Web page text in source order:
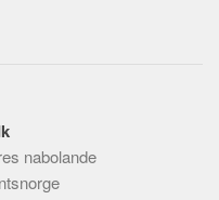
nabolande